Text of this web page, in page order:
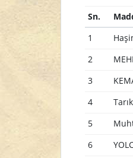
Sn.
1
2
3
4
5
6